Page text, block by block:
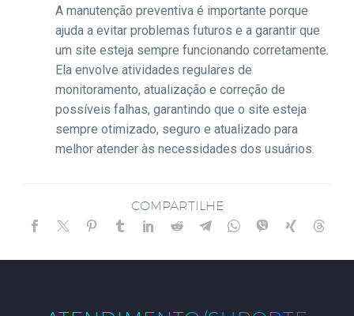
A manutenção preventiva é importante porque
ajuda a evitar problemas futuros e a garantir que
um site esteja sempre funcionando corretamente.
Ela envolve atividades regulares de
monitoramento, atualização e correção de
possíveis falhas, garantindo que o site esteja
sempre otimizado, seguro e atualizado para
melhor atender às necessidades dos usuários.
COMPARTILHE